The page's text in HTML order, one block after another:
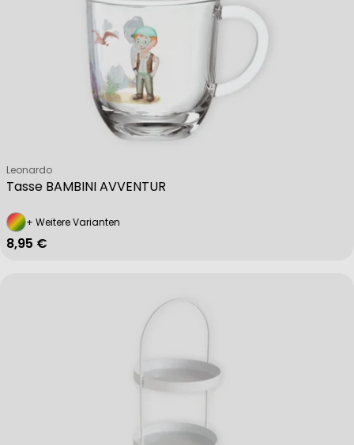
Tasse BAMBINI AVVENTUR
Verkäufer:
Leonardo
+ Weitere Varianten
Regulärer Preis
8,95 €